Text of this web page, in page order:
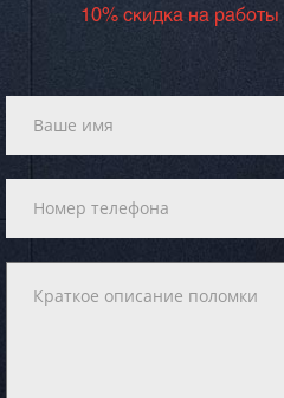
10% скидка на работы